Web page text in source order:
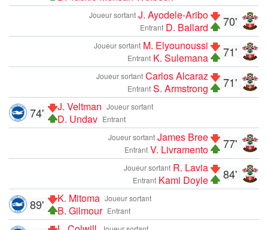
70'
Joueur sortant J. Ayodele-Aribo
Entrant D. Ballard
71'
Joueur sortant M. Elyounoussi
Entrant K. Sulemana
71'
Joueur sortant Carlos Alcaraz
Entrant S. Armstrong
Joueur sortant
J. Veltman
Entrant
D. Undav
74'
77'
Joueur sortant James Bree
Entrant V. Livramento
84'
Joueur sortant R. Lavia
Entrant Kami Doyle
Joueur sortant
K. Mitoma
Entrant
B. Gilmour
89'